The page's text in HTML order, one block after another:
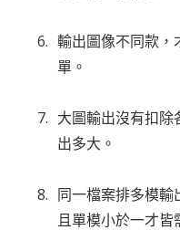
輸出圖像不同款，
單。
大圖輸出沒有扣
出多大。
同一檔案排多模
且單模小於一才